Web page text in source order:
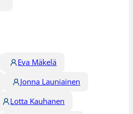
Eva Mäkelä
Jonna Launiainen
Lotta Kauhanen